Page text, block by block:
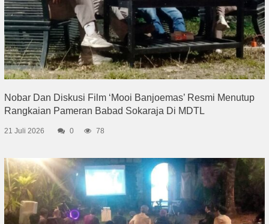
Nobar Dan Diskusi Film ‘Mooi Banjoemas’ Resmi Menutup
Rangkaian Pameran Babad Sokaraja Di MDTL
21 Juli 2026 0 78